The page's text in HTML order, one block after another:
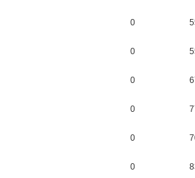
0
0
0
0
0
0